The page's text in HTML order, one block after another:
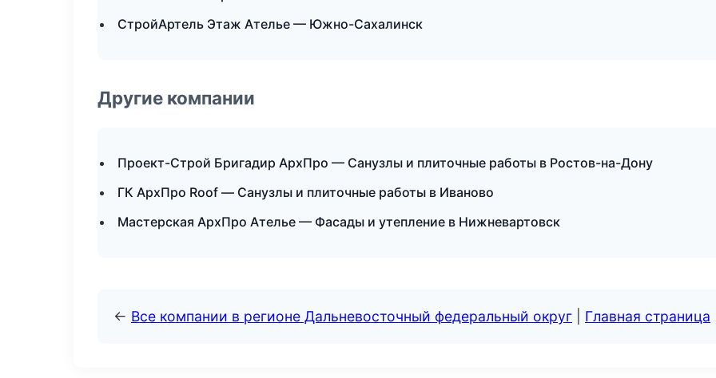
СтройАртель Этаж Ателье — Южно-Сахалинск
Другие компании
Проект-Строй Бригадир АрхПро — Санузлы и плиточные работы в Ростов-на-Дону
ГК АрхПро Roof — Санузлы и плиточные работы в Иваново
Мастерская АрхПро Ателье — Фасады и утепление в Нижневартовск
← Все компании в регионе Дальневосточный федеральный округ Главная страница